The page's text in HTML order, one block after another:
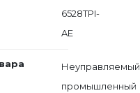
6528TPI-
AE
Неуправляемый
промышленный